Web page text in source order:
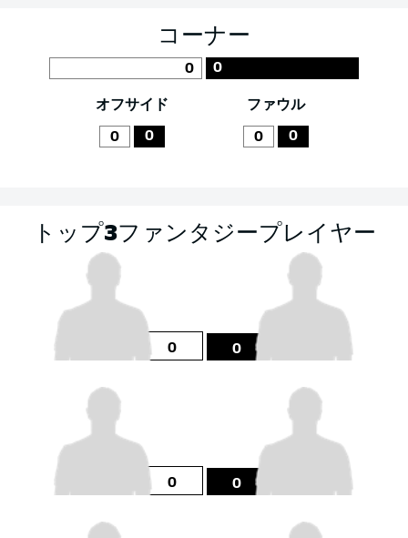
コーナー
0 0
オフサイド
0 0
ファウル
0 0
トップ3ファンタジープレイヤー
0 0
0 0